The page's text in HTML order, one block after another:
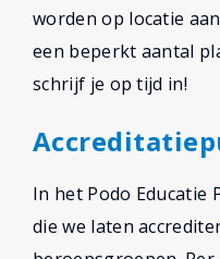
worden op locatie
een beperkt aantal
schrijf je op tijd in!
In het Podo
die we laten